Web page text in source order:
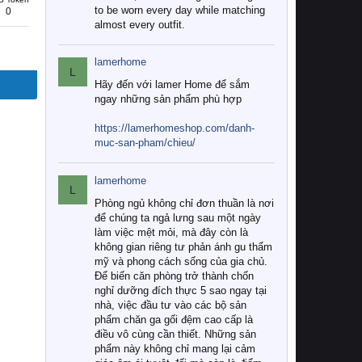
0
to be worn every day while matching
almost every outfit.
L
lamerhome
Hãy đến với lamer Home để sắm
ngay những sản phẩm phù hợp
https://lamerhomeshop.com/danh-
muc-san-pham/chieu/
L
lamerhome
Phòng ngủ không chỉ đơn thuần là nơi
để chúng ta ngả lưng sau một ngày
làm việc mệt mỏi, mà đây còn là
không gian riêng tư phản ánh gu thẩm
mỹ và phong cách sống của gia chủ.
Để biến căn phòng trở thành chốn
nghỉ dưỡng đích thực 5 sao ngay tại
nhà, việc đầu tư vào các bộ sản
phẩm chăn ga gối đệm cao cấp là
điều vô cùng cần thiết. Những sản
phẩm này không chỉ mang lại cảm